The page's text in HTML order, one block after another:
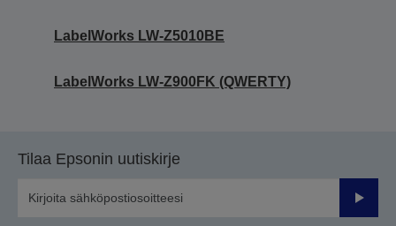
LabelWorks LW-Z5010BE
LabelWorks LW-Z900FK (QWERTY)
Tilaa Epsonin uutiskirje
Lähetä